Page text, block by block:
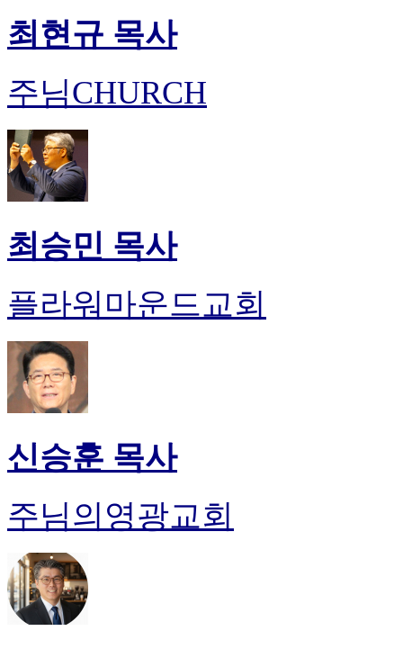
최현규 목사
주님CHURCH
최승민 목사
플라워마운드교회
신승훈 목사
주님의영광교회